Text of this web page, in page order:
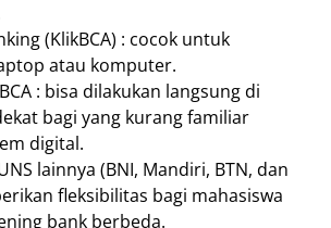
(KlikBCA) : cocok untuk
atau komputer.
: bisa dilakukan langsung di
bagi yang kurang familiar
digital.
lainnya (BNI, Mandiri, BTN, dan
fleksibilitas bagi mahasiswa
bank berbeda.